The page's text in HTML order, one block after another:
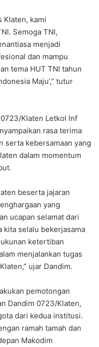
Klaten, kami
Semoga TNI,
menjadi
dan mampu
tema HUT TNI tahun
Maju’,” tutur
Klaten Letkol Inf
rasa terima
serta kebersamaan yang
dalam momentum
beserta jajaran
yang
ucapan selamat dari
kita selalu bekerjasama
ketertiban
menjalankan tugas
ujar Dandim.
pemotongan
Dandim 0723/Klaten,
dari kedua institusi.
ramah tamah dan
Makodim